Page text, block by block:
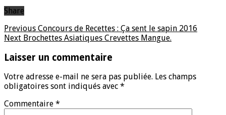
Share
Previous Concours de Recettes : Ça sent le sapin 2016
Next Brochettes Asiatiques Crevettes Mangue.
Laisser un commentaire
Votre adresse e-mail ne sera pas publiée. Les champs
obligatoires sont indiqués avec *
Commentaire *